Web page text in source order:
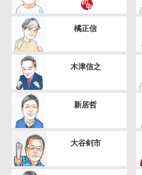
橘正信
木津信之
新居哲
大谷剣市